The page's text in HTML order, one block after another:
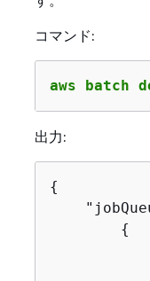
コマンド:
aws batch
出力:
{
{